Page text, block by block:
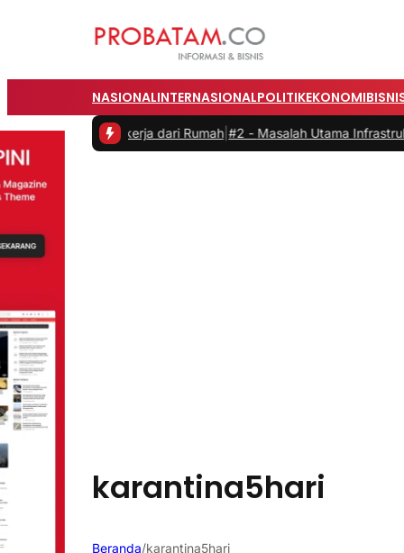
NASIONALINTERNASIONALPOLITIKEKONOMI
saat Bekerja dari Rumah|#2 -Masalah Utama Infrastruktur
karantina5hari
Beranda/karantina5hari